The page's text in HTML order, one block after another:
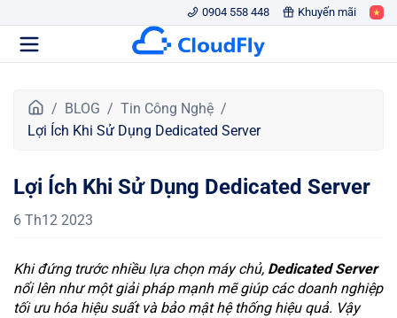
0904 558 448 Khuyến mãi
r
h
BLOG
Tin Công Nghệ
Lợi Ích Khi Sử Dụng Dedicated Server
Lợi Ích Khi Sử Dụng Dedicated Server
6 Th12 2023
Khi đứng trước nhiều lựa chọn máy chủ, Dedicated Server
nổi lên như một giải pháp mạnh mẽ giúp các doanh nghiệp
tối ưu hóa hiệu suất và bảo mật hệ thống hiệu quả. Vậy